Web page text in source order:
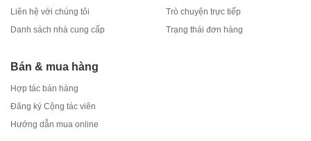
Liên hệ với chúng tôi
Danh sách nhà cung cấp
Trò chuyện trực tiếp
Trạng thái đơn hàng
Bán & mua hàng
Hợp tác bán hàng
Đăng ký Cộng tác viên
Hướng dẫn mua online